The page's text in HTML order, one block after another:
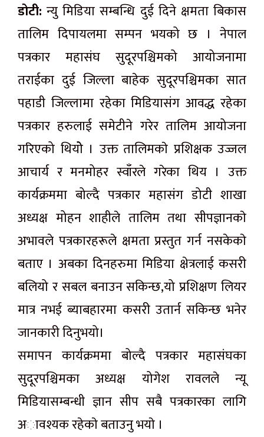
डोटी: न्यु मिडिया सम्बन्धि दुई दिने क्षमता बिकास
तालिम दिपायलमा सम्पन भयको छ । नेपाल
पत्रकार महासंघ सुदूरपश्चिमको आयोजनामा
तराईका दुई जिल्ला बाहेक सुदूरपश्चिमका सात
पहाडी जिल्लामा रहेका मिडियासंग आवद्ध रहेका
पत्रकार हरुलाई समेटीने गरेर तालिम आयोजना
गरिएको थियोे । उक्त तालिमकाे प्रशिक्षक उज्जल
आचार्य र मनमोहर स्वाँरले गरेका थिय । उक्त
कार्यक्रममा बोल्दै पत्रकार महासंग डोटी शाखा
अध्यक्ष मोहन शाहीले तालिम तथा सीपज्ञानकाे
अभावले पत्रकारहरूले क्षमता प्रस्तुत गर्न नसकेकाे
बताए । अबका दिनहरुमा मिडिया क्षेत्रलाई कसरी
बलियो र सबल बनाउन सकिन्छ,यो प्रशिक्षण लियर
मात्र नभई ब्याबहारमा कसरी उतार्न सकिन्छ भनेर
जानकारी दिनुभयो।
समापन कार्यक्रममा बोल्दै पत्रकार महासंघका
सुदूरपश्चिमका अध्यक्ष योगेश रावलले न्यू
मिडियासम्बन्धी ज्ञान सीप सबै पत्रकारका लागि
अावश्यक रहेकाे बताउनु भयाे ।